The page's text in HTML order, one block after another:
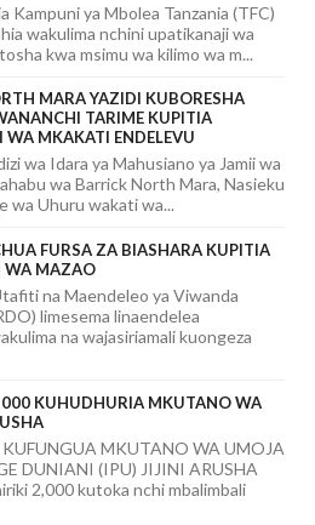
Kampuni ya Mbolea Tanzania (TFC)
wakulima nchini upatikanaji wa
kwa msimu wa kilimo wa m...
MARA YAZIDI KUBORESHA
TARIME KUPITIA
WA MKAKATI ENDELEVU
wa Idara ya Mahusiano ya Jamii wa
wa Barrick North Mara, Nasieku
wa Uhuru wakati wa...
FURSA ZA BIASHARA KUPITIA
WA MAZAO
na Maendeleo ya Viwanda
limesema linaendelea
na wajasiriamali kuongeza
KUHUDHURIA MKUTANO WA
MKUTANO WA UMOJA
DUNIANI (IPU) JIJINI ARUSHA
2,000 kutoka nchi mbalimbali